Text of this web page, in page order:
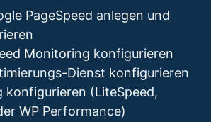
PageSpeed anlegen und
Monitoring konfigurieren
Dienst konfigurieren
konfigurieren (LiteSpeed,
WP Performance)